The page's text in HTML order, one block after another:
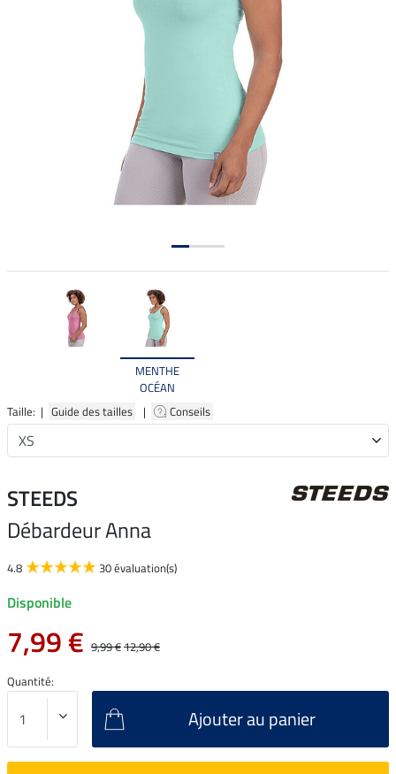
MENTHE
OCÉAN
Taille: | Guide des tailles | Conseils
STEEDS
Débardeur Anna
4.8 30 évaluation(s)
Disponible
7,99 € 9,99 €12,90 €
Quantité:
Ajouter au panier